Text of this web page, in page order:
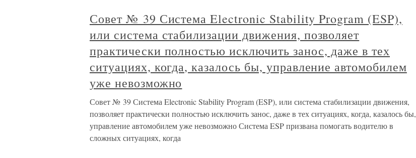
Совет № 39 Система Electronic Stability Program (ESP),
или система стабилизации движения, позволяет
практически полностью исключить занос, даже в тех
ситуациях, когда, казалось бы, управление автомобилем
уже невозможно
Совет № 39 Система Electronic Stability Program (ESP), или система стабилизации движения,
позволяет практически полностью исключить занос, даже в тех ситуациях, когда, казалось бы,
управление автомобилем уже невозможно Система ESP призвана помогать водителю в
сложных ситуациях, когда